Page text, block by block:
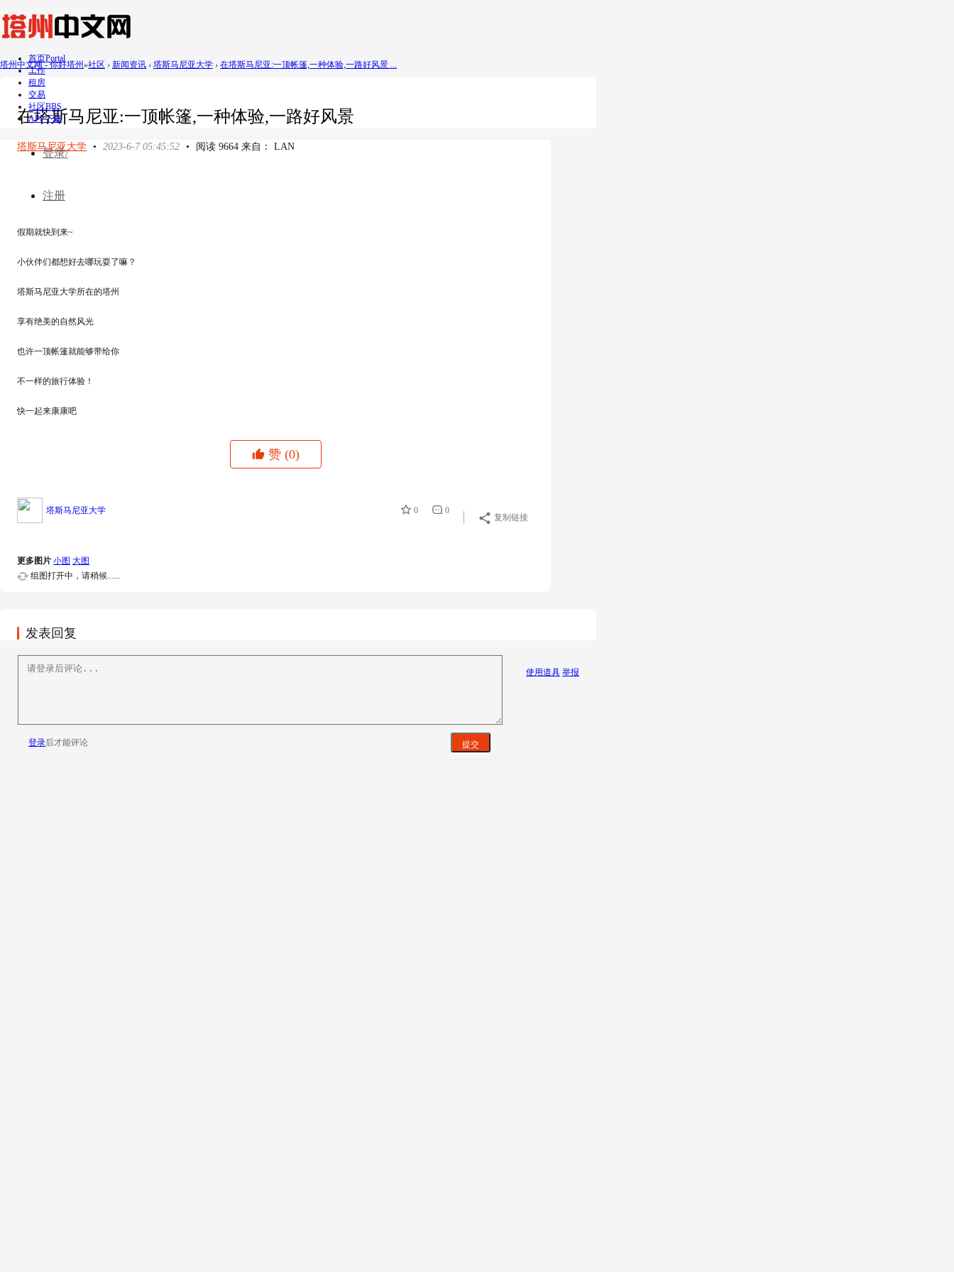
首页Portal
工作
租房
交易
社区BBS
APP下载
登录/
注册
塔州中文网 - 你好塔州»社区 › 新闻资讯 › 塔斯马尼亚大学 › 在塔斯马尼亚:一顶帐篷,一种体验,一路好风景 ...
在塔斯马尼亚:一顶帐篷,一种体验,一路好风景
塔斯马尼亚大学 • 2023-6-7 05:45:52 • 阅读 9664 来自： LAN
假期就快到来~
小伙伴们都想好去哪玩耍了嘛？
塔斯马尼亚大学所在的塔州
享有绝美的自然风光
也许一顶帐篷就能够带给你
不一样的旅行体验！
快一起来康康吧
赞 (0)
塔斯马尼亚大学 0 0
复制链接
更多图片 小图 大图
组图打开中，请稍候......
发表回复
使用道具 举报
登录后才能评论 提交